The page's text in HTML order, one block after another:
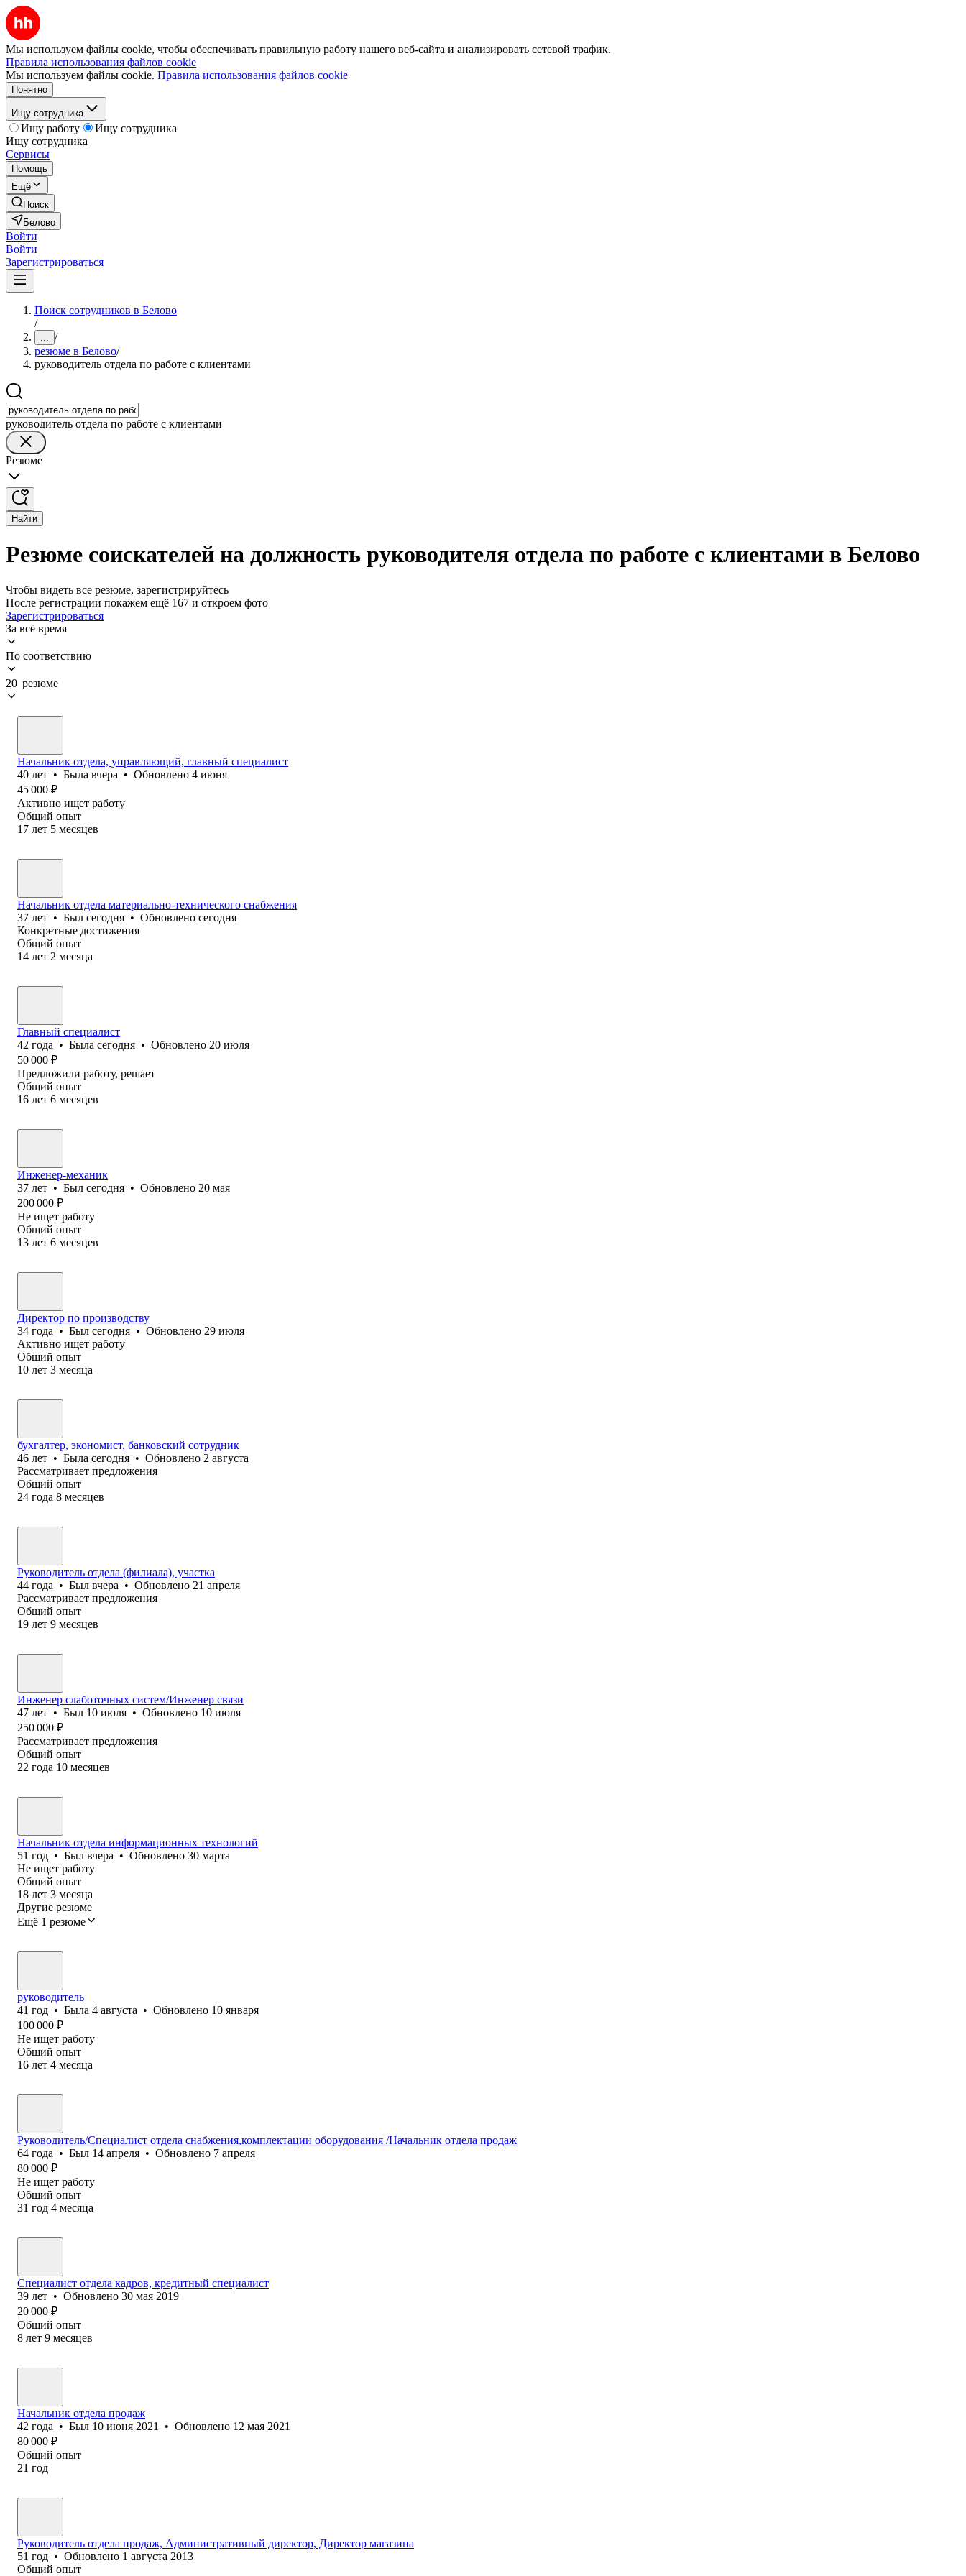
Мы используем файлы cookie, чтобы обеспечивать правильную работу нашего веб-сайта и анализировать сетевой трафик.
Правила использования файлов cookie
Мы используем файлы cookie. Правила использования файлов cookie
Понятно
Ищу сотрудника
Ищу работу
Ищу сотрудника
Ищу сотрудника
Сервисы
Помощь
Ещё
Поиск
Белово
Войти
Войти
Зарегистрироваться
Поиск сотрудников в Белово
/
... /
резюме в Белово/
руководитель отдела по работе с клиентами
руководитель отдела по работе с клиентами
Резюме
Найти
Резюме соискателей на должность руководителя отдела по работе с клиентами в Белово
Чтобы видеть все резюме, зарегистрируйтесь
После регистрации покажем ещё 167 и откроем фото
Зарегистрироваться
За всё время
По соответствию
20 резюме
Начальник отдела, управляющий, главный специалист
40 лет • Была вчера • Обновлено 4 июня
45 000 ₽
Активно ищет работу
Общий опыт
17 лет 5 месяцев
Начальник отдела материально-технического снабжения
37 лет • Был сегодня • Обновлено сегодня
Конкретные достижения
Общий опыт
14 лет 2 месяца
Главный специалист
42 года • Была сегодня • Обновлено 20 июля
50 000 ₽
Предложили работу, решает
Общий опыт
16 лет 6 месяцев
Инженер-механик
37 лет • Был сегодня • Обновлено 20 мая
200 000 ₽
Не ищет работу
Общий опыт
13 лет 6 месяцев
Директор по производству
34 года • Был сегодня • Обновлено 29 июля
Активно ищет работу
Общий опыт
10 лет 3 месяца
бухгалтер, экономист, банковский сотрудник
46 лет • Была сегодня • Обновлено 2 августа
Рассматривает предложения
Общий опыт
24 года 8 месяцев
Руководитель отдела (филиала), участка
44 года • Был вчера • Обновлено 21 апреля
Рассматривает предложения
Общий опыт
19 лет 9 месяцев
Инженер слаботочных систем/Инженер связи
47 лет • Был 10 июля • Обновлено 10 июля
250 000 ₽
Рассматривает предложения
Общий опыт
22 года 10 месяцев
Начальник отдела информационных технологий
51 год • Был вчера • Обновлено 30 марта
Не ищет работу
Общий опыт
18 лет 3 месяца
Другие резюме
Ещё 1 резюме
руководитель
41 год • Была 4 августа • Обновлено 10 января
100 000 ₽
Не ищет работу
Общий опыт
16 лет 4 месяца
Руководитель/Специалист отдела снабжения,комплектации оборудования /Начальник отдела продаж
64 года • Был 14 апреля • Обновлено 7 апреля
80 000 ₽
Не ищет работу
Общий опыт
31 год 4 месяца
Специалист отдела кадров, кредитный специалист
39 лет • Обновлено 30 мая 2019
20 000 ₽
Общий опыт
8 лет 9 месяцев
Начальник отдела продаж
42 года • Был 10 июня 2021 • Обновлено 12 мая 2021
80 000 ₽
Общий опыт
21 год
Руководитель отдела продаж, Административный директор, Директор магазина
51 год • Обновлено 1 августа 2013
Общий опыт